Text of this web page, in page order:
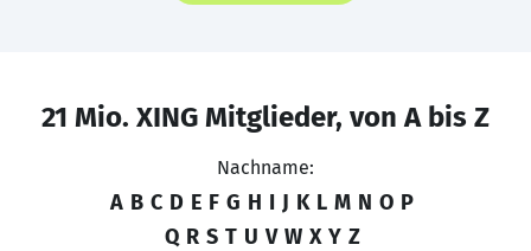
21 Mio. XING Mitglieder, von A bis Z
Nachname:
A B C D E F G H I J K L M N O P
Q R S T U V W X Y Z